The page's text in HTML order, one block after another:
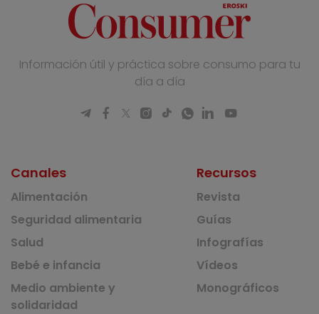
Información útil y práctica sobre consumo para tu
día a día
Canales
Alimentación
Seguridad alimentaria
Salud
Bebé e infancia
Medio ambiente y
solidaridad
Recursos
Revista
Guías
Infografías
Vídeos
Monográficos